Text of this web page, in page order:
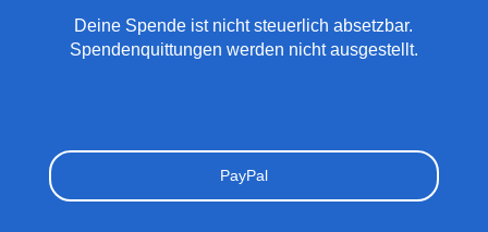
Deine Spende ist nicht steuerlich absetzbar.
Spendenquittungen werden nicht ausgestellt.
PayPal